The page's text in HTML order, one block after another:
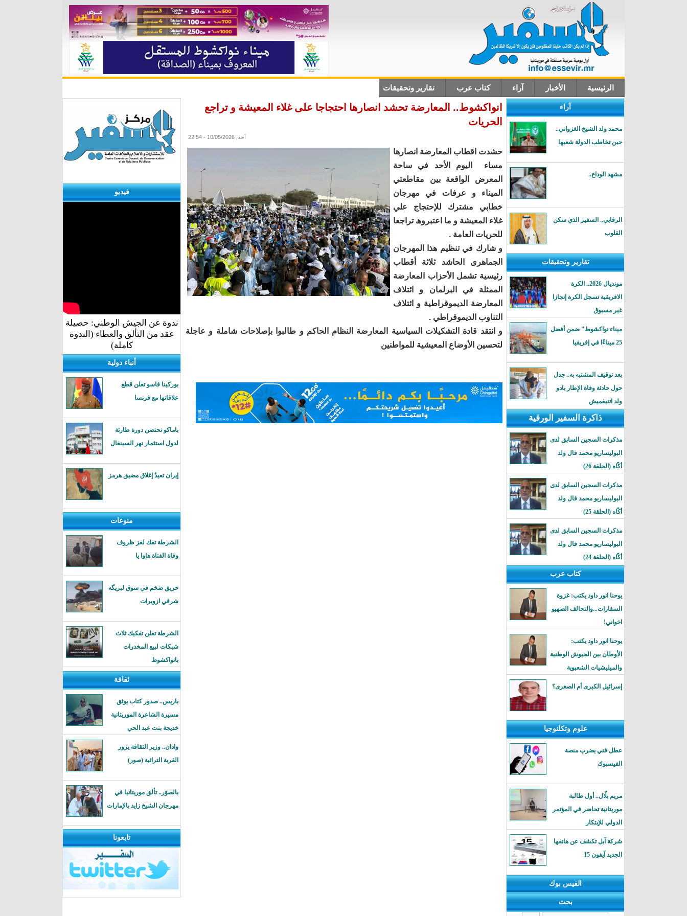
الرئيسية الأخبار آراء كتاب عرب تقارير وتحقيقات
آراء
محمد ولد الشيخ الغزواني..
حين تخاطب الدولة شعبها
مشهد الوداع..
الرقابي.. السفير الذي سكن
القلوب
تقارير وتحقيقات
مونديال 2026.. الكرة
الافريقية تسجل الكرة إنجازا
غير مسبوق
ميناء نواكشوط" ضمن أفضل
25 ميناءًا في إفريقيا
بعد توقيف المشتبه به.. جدل
حول حادثة وفاة الإطار بادو
ولد اتنيغميش
ذاكرة السفير الورقية
مذكرات السجين السابق لدى
البوليساريو محمد فال ولد
أكًاه (الحلقة 26)
مذكرات السجين السابق لدى
البوليساريو محمد فال ولد
أكًاه (الحلقة 25)
مذكرات السجين السابق لدى
البوليساريو محمد فال ولد
أكًاه (الحلقة 24)
كتاب عرب
يوحنا انور داود يكتب: غزوة
السفارات...والتحالف الصهيو
اخواني!
يوحنا انور داود يكتب:
الأوطان بين الجيوش الوطنية
والميليشيات الشعبوية
إسرائيل الكبرى أم الصغرى؟
علوم وتكلنوجيا
عطل فني يضرب منصة
الفيسبوك
مريم بلّال.. أول طالبة
موريتانية تحاضر في المؤتمر
الدولي للإبتكار
شركة آبل تكشف عن هاتفها
الجديد آيفون 15
الفيس بوك
بحث
انواكشوط.. المعارضة تحشد انصارها احتجاجا على غلاء المعيشة و تراجع
الحريات
أحد, 10/05/2026 - 22:54
حشدت اقطاب المعارضة انصارھا
مساء اليوم الأحد في ساحة
المعرض الواقعة بين مقاطعتي
الميناء و عرفات في مھرجان
خطابي مشترك للإحتجاج علي
غلاء المعيشة و ما اعتبروھ تراجعا
للحريات العامة .
و شارك في تنظيم ھذا المهرجان
الجماھرى الحاشد ثلاثة أقطاب
رئيسية تشمل الأحزاب المعارضة
الممثلة في البرلمان و ائتلاف
المعارضة الديموقراطية و ائتلاف
التناوب الديموقراطي .
و انتقد قادة التشكيلات السياسية المعارضة النظام الحاكم و طالبوا بإصلاحات شاملة و عاجلة
لتحسين الأوضاع المعيشية للمواطنين
فيديو
ندوة عن الجيش الوطني: حصيلة
عقد من التألق والعطاء (الندوة
كاملة)
أنباء دولية
بوركينا فاسو تعلن قطع
علاقاتها مع فرنسا
باماكو تحتضن دورة طارئة
لدول استثمار نهر السينغال
إيران تعيدُ إغلاق مضيق هرمز
منوعات
الشرطة تفك لغز ظروف
وفاة الفتاة هاوا يا
حريق ضخم في سوق لبريگه
شرقي ازويرات
الشرطة تعلن تفكيك ثلاث
شبكات لبيع المخدرات
بانواكشوط
ثقافة
باريس.. صدور كتاب يوثق
مسيرة الشاعرة الموريتانية
خديجة بنت عبد الحي
وادان.. وزير الثقافة يزور
القرية التراثية (صور)
بالصوًر.. تألق موريتانيا في
مهرجان الشيخ زايد بالإمارات
تابعونا